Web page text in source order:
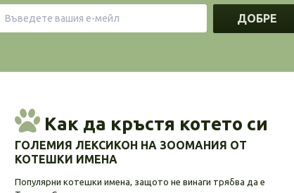
ДОБРЕ
Как да кръстя котето си
ГОЛЕМИЯ ЛЕКСИКОН НА ЗООМАНИЯ ОТ
КОТЕШКИ ИМЕНА
Популярни котешки имена, защото не винаги трябва да е